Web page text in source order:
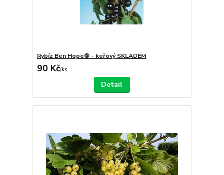
Rybíz Ben Hope® - keřový SKLADEM
90 Kč/ks
Detail